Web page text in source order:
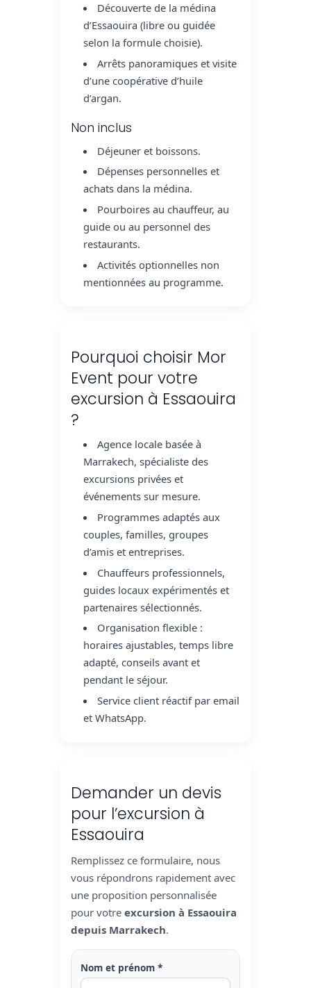
Découverte de la médina
d’Essaouira (libre ou guidée
selon la formule choisie).
Arrêts panoramiques et visite
d’une coopérative d’huile
d’argan.
Non inclus
Déjeuner et boissons.
Dépenses personnelles et
achats dans la médina.
Pourboires au chauffeur, au
guide ou au personnel des
restaurants.
Activités optionnelles non
mentionnées au programme.
Pourquoi choisir Mor
Event pour votre
excursion à Essaouira
?
Agence locale basée à
Marrakech, spécialiste des
excursions privées et
événements sur mesure.
Programmes adaptés aux
couples, familles, groupes
d’amis et entreprises.
Chauffeurs professionnels,
guides locaux expérimentés et
partenaires sélectionnés.
Organisation flexible :
horaires ajustables, temps libre
adapté, conseils avant et
pendant le séjour.
Service client réactif par email
et WhatsApp.
Demander un devis
pour l’excursion à
Essaouira
Remplissez ce formulaire, nous
vous répondrons rapidement avec
une proposition personnalisée
pour votre excursion à Essaouira
depuis Marrakech.
Nom et prénom *